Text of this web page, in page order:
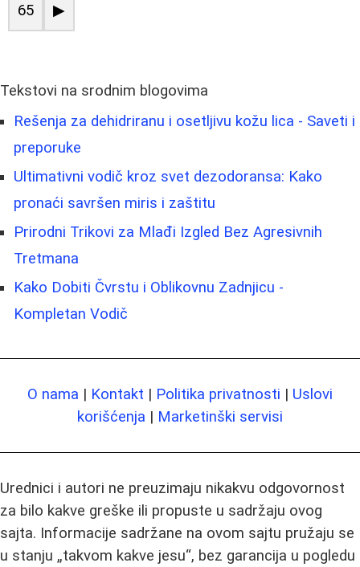
65 ▶
Tekstovi na srodnim blogovima
Rešenja za dehidriranu i osetljivu kožu lica - Saveti i
preporuke
Ultimativni vodič kroz svet dezodoransa: Kako
pronaći savršen miris i zaštitu
Prirodni Trikovi za Mlađi Izgled Bez Agresivnih
Tretmana
Kako Dobiti Čvrstu i Oblikovnu Zadnjicu -
Kompletan Vodič
O nama | Kontakt | Politika privatnosti | Uslovi
korišćenja | Marketinški servisi
Urednici i autori ne preuzimaju nikakvu odgovornost
za bilo kakve greške ili propuste u sadržaju ovog
sajta. Informacije sadržane na ovom sajtu pružaju se
u stanju „takvom kakve jesu“, bez garancija u pogledu